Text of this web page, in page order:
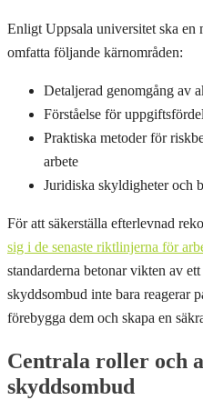
Enligt Uppsala universitet ska
omfatta följande kärnområden:
Detaljerad genomgång av
Förståelse för
Praktiska metoder för
arbete
Juridiska skyldigheter och
För att säkerställa efterlevnad
sig i de senaste riktlinjerna för
standarderna betonar vikten av
skyddsombud inte bara reagerar
förebygga dem och skapa en
Centrala roller och
skyddsombud